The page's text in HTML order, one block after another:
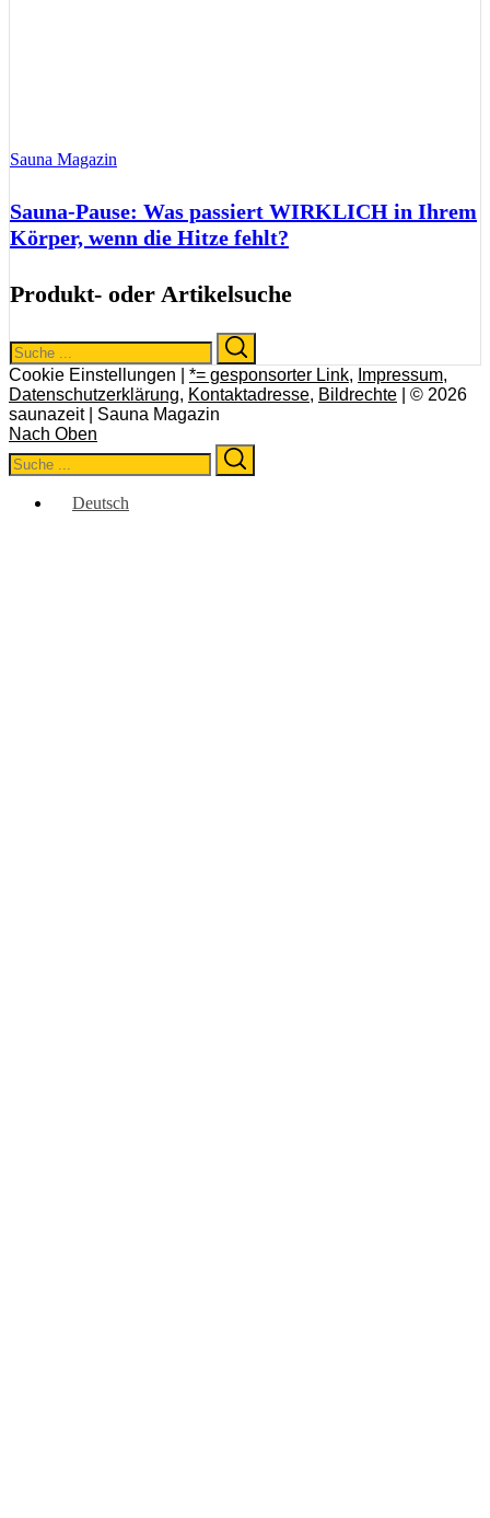
Sauna Magazin
Sauna-Pause: Was passiert WIRKLICH in Ihrem
Körper, wenn die Hitze fehlt?
Produkt- oder Artikelsuche
Search
for:
Cookie Einstellungen | *= gesponsorter Link, Impressum,
Datenschutzerklärung, Kontaktadresse, Bildrechte | © 2026
saunazeit | Sauna Magazin
Nach Oben
Search
for:
Deutsch